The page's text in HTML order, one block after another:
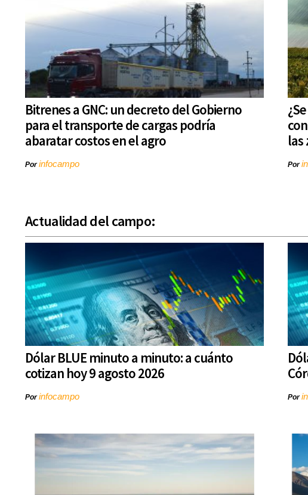
Bitrenes a GNC: un decreto del Gobierno
para el transporte de cargas podría
abaratar costos en el agro
Porinfocampo
las
Por
Actualidad del campo:
Dólar BLUE minuto a minuto: a cuánto
cotizan hoy 9 agosto 2026
Porinfocampo Por